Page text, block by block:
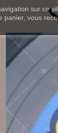
sur ce
panier, vous